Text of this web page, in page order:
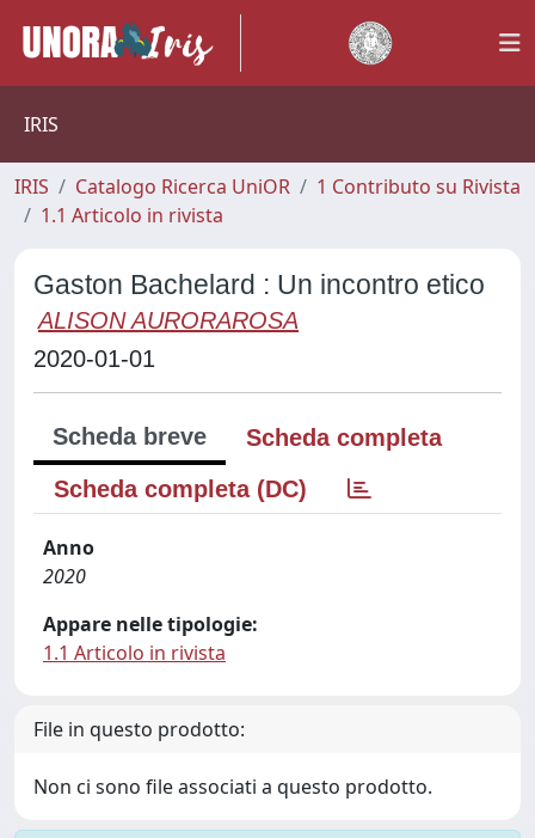
IRIS
IRIS Catalogo Ricerca UniOR
1 Contributo su Rivista
1.1 Articolo in rivista
Gaston Bachelard : Un incontro etico
ALISON AURORAROSA
2020-01-01
Scheda breve
Scheda completa
Scheda completa (DC)
Anno
2020
Appare nelle tipologie:
1.1 Articolo in rivista
File in questo prodotto:
Non ci sono file associati a questo prodotto.